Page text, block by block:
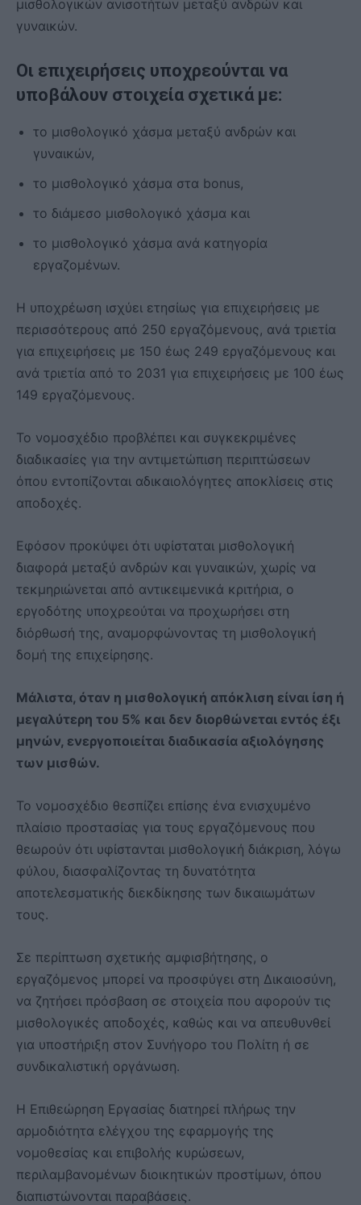
μισθολογικών ανισοτήτων μεταξύ ανδρών και
γυναικών.
Οι επιχειρήσεις υποχρεούνται να
υποβάλουν στοιχεία σχετικά με:
το μισθολογικό χάσμα μεταξύ ανδρών και
γυναικών,
το μισθολογικό χάσμα στα bonus,
το διάμεσο μισθολογικό χάσμα και
το μισθολογικό χάσμα ανά κατηγορία
εργαζομένων.
Η υποχρέωση ισχύει ετησίως για επιχειρήσεις με
περισσότερους από 250 εργαζόμενους, ανά τριετία
για επιχειρήσεις με 150 έως 249 εργαζόμενους και
ανά τριετία από το 2031 για επιχειρήσεις με 100 έως
149 εργαζόμενους.
Το νομοσχέδιο προβλέπει και συγκεκριμένες
διαδικασίες για την αντιμετώπιση περιπτώσεων
όπου εντοπίζονται αδικαιολόγητες αποκλίσεις στις
αποδοχές.
Εφόσον προκύψει ότι υφίσταται μισθολογική
διαφορά μεταξύ ανδρών και γυναικών, χωρίς να
τεκμηριώνεται από αντικειμενικά κριτήρια, ο
εργοδότης υποχρεούται να προχωρήσει στη
διόρθωσή της, αναμορφώνοντας τη μισθολογική
δομή της επιχείρησης.
Μάλιστα, όταν η μισθολογική απόκλιση είναι ίση ή
μεγαλύτερη του 5% και δεν διορθώνεται εντός έξι
μηνών, ενεργοποιείται διαδικασία αξιολόγησης
των μισθών.
Το νομοσχέδιο θεσπίζει επίσης ένα ενισχυμένο
πλαίσιο προστασίας για τους εργαζόμενους που
θεωρούν ότι υφίστανται μισθολογική διάκριση, λόγω
φύλου, διασφαλίζοντας τη δυνατότητα
αποτελεσματικής διεκδίκησης των δικαιωμάτων
τους.
Σε περίπτωση σχετικής αμφισβήτησης, ο
εργαζόμενος μπορεί να προσφύγει στη Δικαιοσύνη,
να ζητήσει πρόσβαση σε στοιχεία που αφορούν τις
μισθολογικές αποδοχές, καθώς και να απευθυνθεί
για υποστήριξη στον Συνήγορο του Πολίτη ή σε
συνδικαλιστική οργάνωση.
Η Επιθεώρηση Εργασίας διατηρεί πλήρως την
αρμοδιότητα ελέγχου της εφαρμογής της
νομοθεσίας και επιβολής κυρώσεων,
περιλαμβανομένων διοικητικών προστίμων, όπου
διαπιστώνονται παραβάσεις.